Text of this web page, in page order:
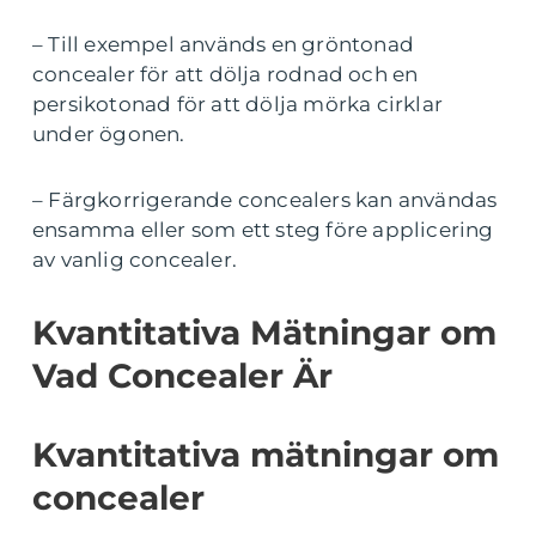
– Till exempel används en gröntonad
concealer för att dölja rodnad och en
persikotonad för att dölja mörka cirklar
under ögonen.
– Färgkorrigerande concealers kan användas
ensamma eller som ett steg före applicering
av vanlig concealer.
Kvantitativa Mätningar om
Vad Concealer Är
Kvantitativa mätningar om
concealer